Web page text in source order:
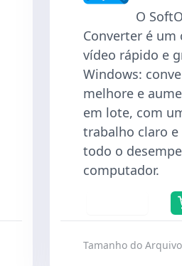
O
Converter é um
vídeo rápido e
Windows:
melhore e
em lote, com
trabalho claro
todo o
computador.
Tamanho do